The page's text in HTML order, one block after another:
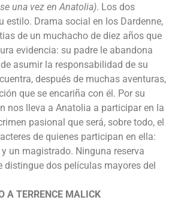
una vez en Anatolia). Los dos
estilo. Drama social en los Dardenne,
de un muchacho de diez años que
evidencia: su padre le abandona
asumir la responsabilidad de su
después de muchas aventuras,
que se encariña con él. Por su
nos lleva a Anatolia a participar en la
pasional que será, sobre todo, el
de quienes participan en ella:
un magistrado. Ninguna reserva
distingue dos películas mayores del
A TERRENCE MALICK